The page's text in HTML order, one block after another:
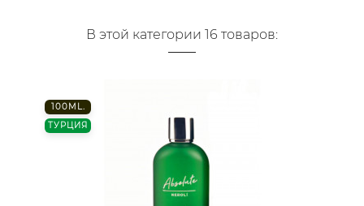
В этой категории 16 товаров:
100ML.
ТУРЦИЯ